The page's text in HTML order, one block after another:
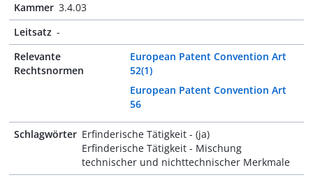
Kammer 3.4.03
Leitsatz -
Relevante
Rechtsnormen
European Patent Convention Art
52(1)
European Patent Convention Art
56
Schlagwörter Erfinderische Tätigkeit - (ja)
Erfinderische Tätigkeit - Mischung
technischer und nichttechnischer Merkmale